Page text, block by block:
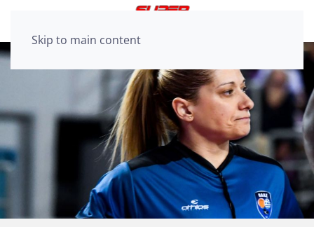
Skip to main content